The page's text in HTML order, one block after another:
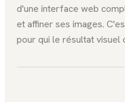
d'une interface web
et affiner ses images.
pour qui le résultat visuel
FIG. 01IA /